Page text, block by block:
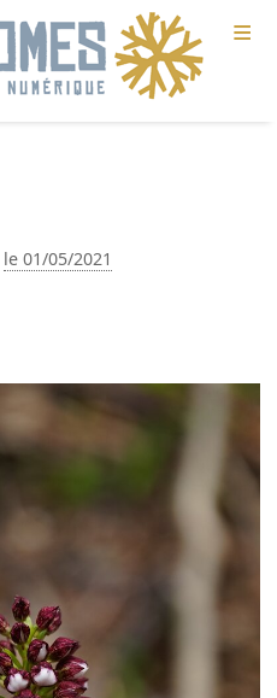
≡
le 01/05/2021